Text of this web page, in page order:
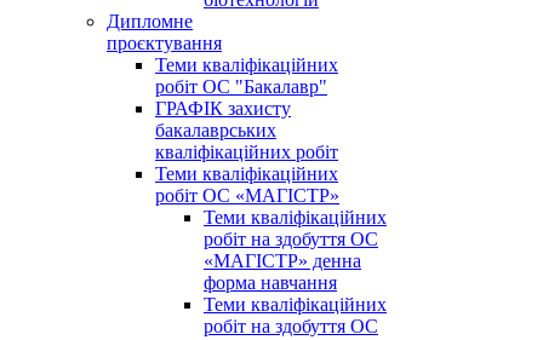
Дипломне
проєктування
Теми кваліфікаційних
робіт ОС "Бакалавр"
ГРАФІК захисту
бакалаврських
кваліфікаційних робіт
Теми кваліфікаційних
робіт ОС «МАГІСТР»
Теми кваліфікаційних
робіт на здобуття ОС
«МАГІСТР» денна
форма навчання
Теми кваліфікаційних
робіт на здобуття ОС